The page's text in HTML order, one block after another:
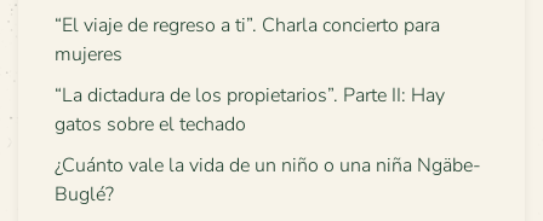
“El viaje de regreso a ti”. Charla concierto para
mujeres
“La dictadura de los propietarios”. Parte II: Hay
gatos sobre el techado
¿Cuánto vale la vida de un niño o una niña Ngäbe-
Buglé?